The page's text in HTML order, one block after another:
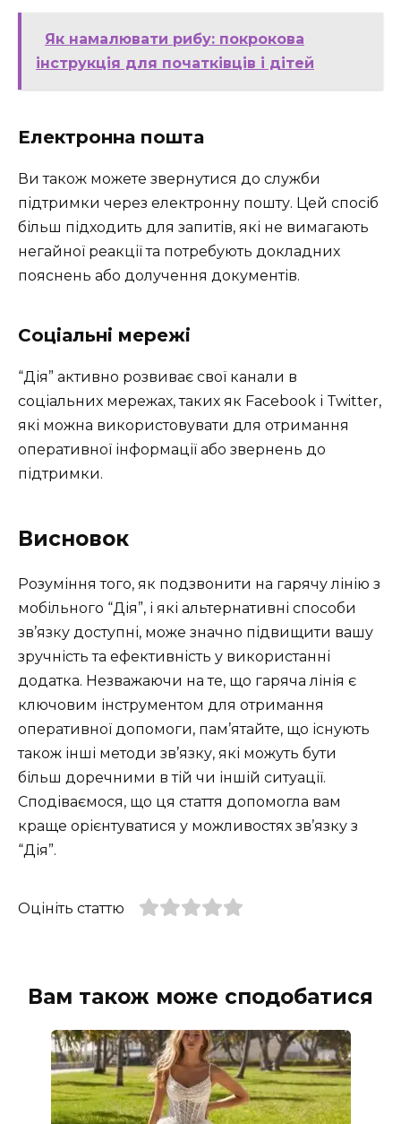
Як намалювати рибу: покрокова
інструкція для початківців і дітей
Електронна пошта
Ви також можете звернутися до служби
підтримки через електронну пошту. Цей спосіб
більш підходить для запитів, які не вимагають
негайної реакції та потребують докладних
пояснень або долучення документів.
Соціальні мережі
“Дія” активно розвиває свої канали в
соціальних мережах, таких як Facebook і Twitter,
які можна використовувати для отримання
оперативної інформації або звернень до
підтримки.
Висновок
Розуміння того, як подзвонити на гарячу лінію з
мобільного “Дія”, і які альтернативні способи
зв’язку доступні, може значно підвищити вашу
зручність та ефективність у використанні
додатка. Незважаючи на те, що гаряча лінія є
ключовим інструментом для отримання
оперативної допомоги, пам’ятайте, що існують
також інші методи зв’язку, які можуть бути
більш доречними в тій чи іншій ситуації.
Сподіваємося, що ця стаття допомогла вам
краще орієнтуватися у можливостях зв’язку з
“Дія”.
Оцініть статтю
Вам також може сподобатися